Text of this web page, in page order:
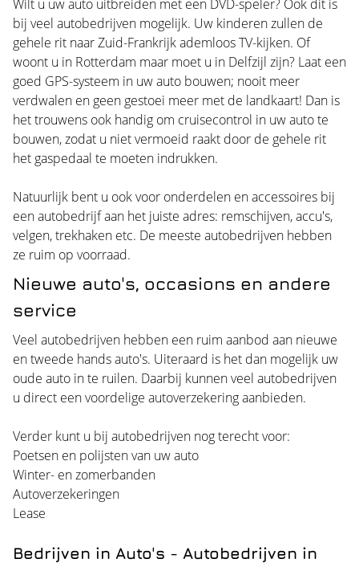
Wilt u uw auto uitbreiden met een DVD-speler? Ook dit is
bij veel autobedrijven mogelijk. Uw kinderen zullen de
gehele rit naar Zuid-Frankrijk ademloos TV-kijken. Of
woont u in Rotterdam maar moet u in Delfzijl zijn? Laat een
goed GPS-systeem in uw auto bouwen; nooit meer
verdwalen en geen gestoei meer met de landkaart! Dan is
het trouwens ook handig om cruisecontrol in uw auto te
bouwen, zodat u niet vermoeid raakt door de gehele rit
het gaspedaal te moeten indrukken.
Natuurlijk bent u ook voor onderdelen en accessoires bij
een autobedrijf aan het juiste adres: remschijven, accu's,
velgen, trekhaken etc. De meeste autobedrijven hebben
ze ruim op voorraad.
Nieuwe auto's, occasions en andere
service
Veel autobedrijven hebben een ruim aanbod aan nieuwe
en tweede hands auto's. Uiteraard is het dan mogelijk uw
oude auto in te ruilen. Daarbij kunnen veel autobedrijven
u direct een voordelige autoverzekering aanbieden.
Verder kunt u bij autobedrijven nog terecht voor:
Poetsen en polijsten van uw auto
Winter- en zomerbanden
Autoverzekeringen
Lease
Bedrijven in Auto's - Autobedrijven in